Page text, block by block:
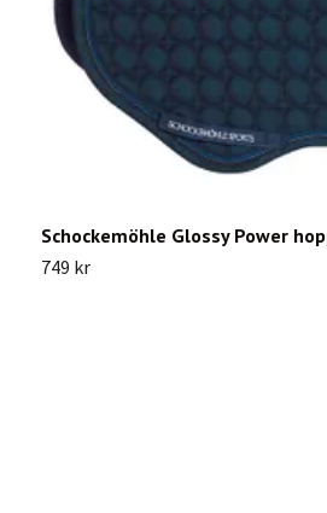
Schockemöhle Glossy Power
749 kr